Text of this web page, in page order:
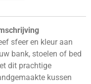
sfeer en kleur aan
bank, stoelen of bed
dit prachtige
kussen